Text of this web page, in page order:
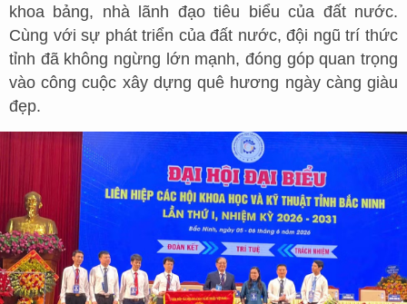
khoa bảng, nhà lãnh đạo tiêu biểu của đất nước.
Cùng với sự phát triển của đất nước, đội ngũ trí thức
tỉnh đã không ngừng lớn mạnh, đóng góp quan trọng
vào công cuộc xây dựng quê hương ngày càng giàu
đẹp.